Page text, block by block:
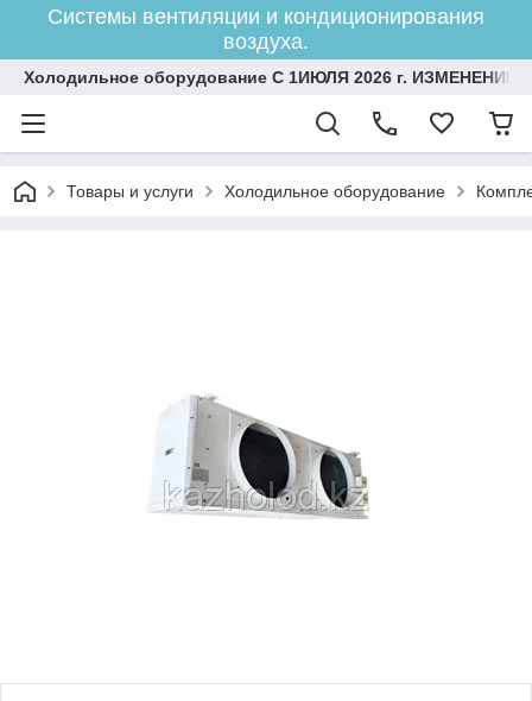
Системы вентиляции и кондиционирования
воздуха.
Холодильное оборудование С 1ИЮЛЯ 2026 г.
Товары и услуги Холодильное оборудование